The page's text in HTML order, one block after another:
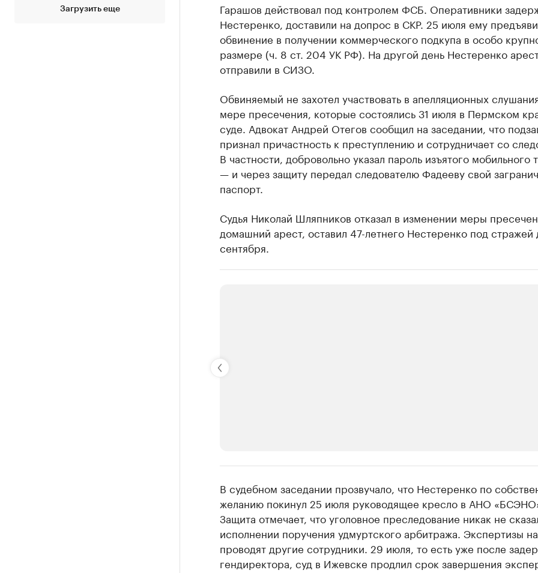
Загрузить еще
Гарашов действовал под контролем ФСБ. Оперативники
Нестеренко, доставили на допрос в СКР. 25 июля ему
обвинение в получении коммерческого подкупа в особо
размере (ч. 8 ст. 204 УК РФ). На другой день Нестеренко
отправили в СИЗО.
Обвиняемый не захотел участвовать в апелляционных
мере пресечения, которые состоялись 31 июля в Пермском
суде. Адвокат Андрей Отегов сообщил на заседании, что
признал причастность к преступлению и сотрудничает со
В частности, добровольно указал пароль изъятого мобильного
— и через защиту передал следователю Фадееву свой
паспорт.
Судья Николай Шляпников отказал в изменении меры
домашний арест, оставил 47-летнего Нестеренко под стражей
сентября.
Крупнейшие производители и продавцы медийной
Ознакомьтесь с информацией в каталоге
В судебном заседании прозвучало, что Нестеренко по
желанию покинул 25 июля руководящее кресло в АНО
Защита отмечает, что уголовное преследование никак не
исполнении поручения удмуртского арбитража. Экспертизы
проводят другие сотрудники. 29 июля, то есть уже после
гендиректора, суд в Ижевске продлил срок завершения